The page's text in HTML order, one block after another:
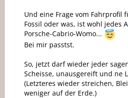
Und eine Frage vom Fahrprofil
Fossil oder was, ist wohl jedes
Porsche-Cabrio-Womo...
Bei mir passtst.
So, jetzt darf wieder jeder
Scheisse, unausgereift und ne
(Letzteres wieder streichen,
weniger auf der Erde.)